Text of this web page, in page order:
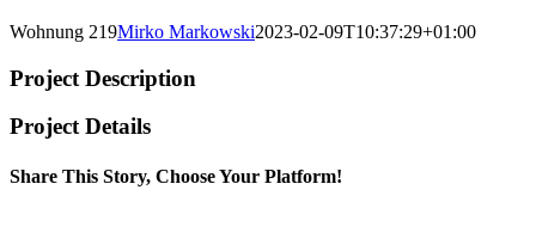
Wohnung 219Mirko Markowski2023-02-09T10:37:29+01:00
Project Description
Project Details
Share This Story, Choose Your Platform!